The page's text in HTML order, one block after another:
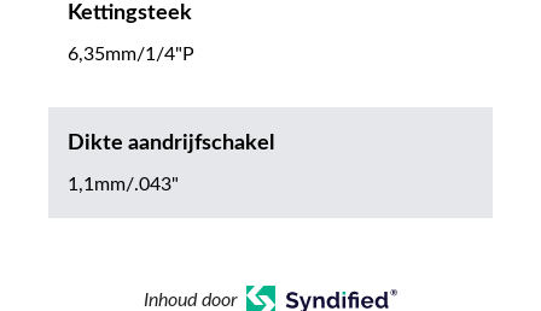
Kettingsteek
6,35mm/1/4"P
Dikte aandrijfschakel
1,1mm/.043"
Inhoud door